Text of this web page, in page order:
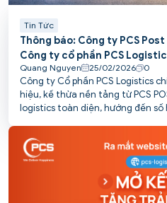
Tin Tức
Thông báo: Công ty PCS
Công ty cổ phần PCS
Quang Nguyen 25/02/2026 0
Công ty Cổ phần PCS Logistics
hiệu, kế thừa nền tảng từ PCS
logistics toàn diện, hướng đến